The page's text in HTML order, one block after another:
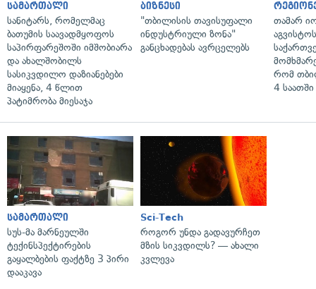
სამართალი
სანიტარს, რომელმაც
ბათუმის საავადმყოფოს
საპირფარეშოში იმშობიარა
და ახალშობილს
სასიკვდილო დაზიანებები
მიაყენა, 4 წლით
პატიმრობა მიესაჯა
ბიზნესი
"თბილისის თავისუფალი
ინდუსტრიული ზონა"
განცხადებას ავრცელებს
თამარ
რომ
4
სამართალი
სუს-მა მარნეულში
ტექინსპექტირების
გაყალბების ფაქტზე 3 პირი
დააკავა
Sci-Tech
როგორ უნდა გადავურჩეთ
მზის სიკვდილს? — ახალი
კვლევა